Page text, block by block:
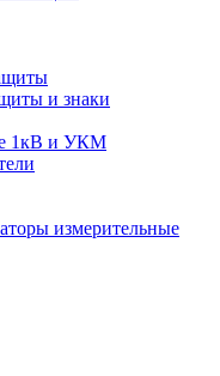
и знаки
1кВ и УКМ
измерительные